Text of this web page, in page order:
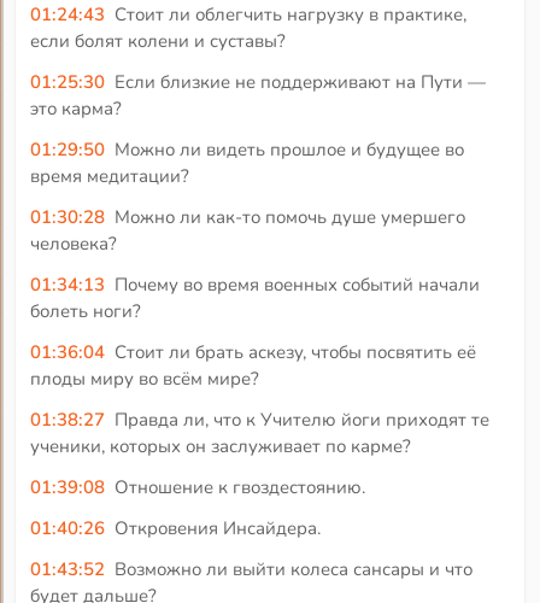
01:24:43 Стоит ли облегчить нагрузку в практике,
если болят колени и суставы?
01:25:30 Если близкие не поддерживают на Пути —
это карма?
01:29:50 Можно ли видеть прошлое и будущее во
время медитации?
01:30:28 Можно ли как-то помочь душе умершего
человека?
01:34:13 Почему во время военных событий начали
болеть ноги?
01:36:04 Стоит ли брать аскезу, чтобы посвятить её
плоды миру во всём мире?
01:38:27 Правда ли, что к Учителю йоги приходят те
ученики, которых он заслуживает по карме?
01:39:08 Отношение к гвоздестоянию.
01:40:26 Откровения Инсайдера.
01:43:52 Возможно ли выйти колеса сансары и что
будет дальше?